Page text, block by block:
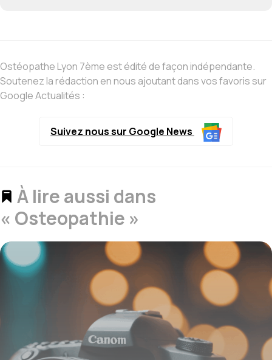
Ostéopathe Lyon 7ème est édité de façon indépendante.
Soutenez la rédaction en nous ajoutant dans vos favoris sur
Google Actualités :
Suivez nous sur Google News
À lire aussi dans
« Osteopathie »